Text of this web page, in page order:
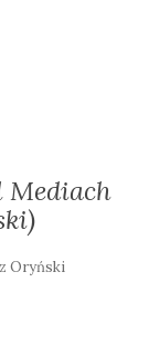
Mediach
Oryński